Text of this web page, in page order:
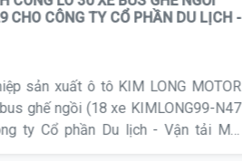
CÔNG LÔ 30 XE BUS GHẾ NGỒI
CÔNG TY CỔ PHẦN DU LỊCH -
sản xuất ô tô KIM LONG MOTOR
ghế ngồi (18 xe KIMLONG99-N47
ty Cổ phần Du lịch - Vận tải Mai